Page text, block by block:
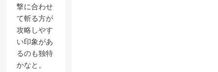
撃に合わせ
て斬る方が
攻略しやす
い印象があ
るのも独特
かなと。